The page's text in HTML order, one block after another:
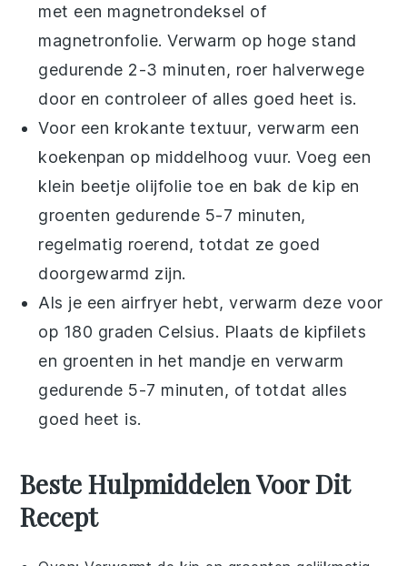
met een magnetrondeksel of
magnetronfolie. Verwarm op hoge stand
gedurende 2-3 minuten, roer halverwege
door en controleer of alles goed heet is.
Voor een krokante textuur, verwarm een
koekenpan op middelhoog vuur. Voeg een
klein beetje olijfolie toe en bak de kip en
groenten gedurende 5-7 minuten,
regelmatig roerend, totdat ze goed
doorgewarmd zijn.
Als je een airfryer hebt, verwarm deze voor
op 180 graden Celsius. Plaats de kipfilets
en groenten in het mandje en verwarm
gedurende 5-7 minuten, of totdat alles
goed heet is.
Beste Hulpmiddelen Voor Dit
Recept